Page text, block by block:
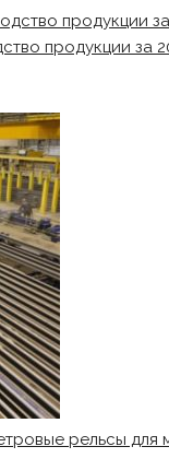
продукции за
рельсы